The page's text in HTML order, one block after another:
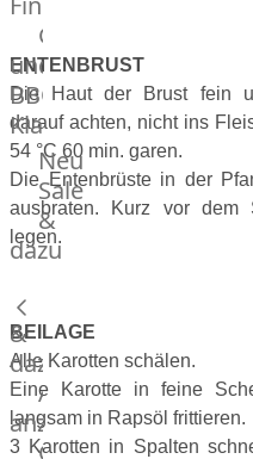
Bratwurstsets
Toppings
Hackfleisch
Aufschnitt
&
Schinken
Grill-
und
BBQ-
Klassiker
Beilagen
Brot
&
Brötchen
Burger
Buns
&
Hot
Dog
Brötchen
Neu
Sale
&
dazu
&
dazu
Alle
anzeigen
Gewürze
ENTENBRUST
Die Haut der Brust fein
darauf achten, nicht ins
54 °C 60 min. garen.
Die Entenbrüste in der
ausbraten. Kurz vor dem
legen.
BEILAGE
Alle Karotten schälen.
Eine Karotte in feine
langsam in Rapsöl frittieren.
3 Karotten in Spalten